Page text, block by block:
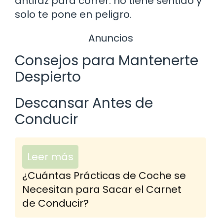
solo te pone en peligro.
Anuncios
Consejos para Mantenerte
Despierto
Descansar Antes de
Conducir
Leer más
¿Cuántas Prácticas de Coche se
Necesitan para Sacar el Carnet
de Conducir?